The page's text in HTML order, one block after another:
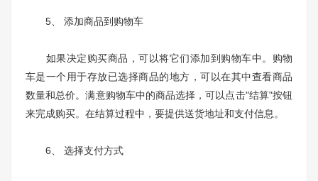
5、 添加商品到购物车
如果决定购买商品，可以将它们添加到购物车中。购物
车是一个用于存放已选择商品的地方，可以在其中查看商品
数量和总价。满意购物车中的商品选择，可以点击"结算"按钮
来完成购买。在结算过程中，要提供送货地址和支付信息。
6、 选择支付方式